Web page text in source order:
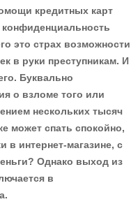
кредитных карт
конфиденциальность
это страх возможности
в руки преступникам. И
Буквально
о взломе того или
нескольких тысяч
может спать спокойно,
в интернет-магазине, с
Однако выход из
в